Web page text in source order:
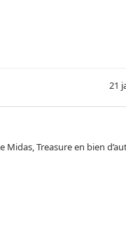
21
Treasure en bien